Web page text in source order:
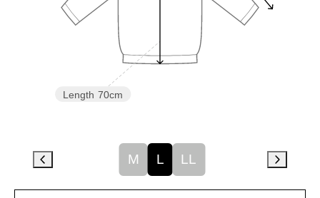
Length 70cm
M L LL